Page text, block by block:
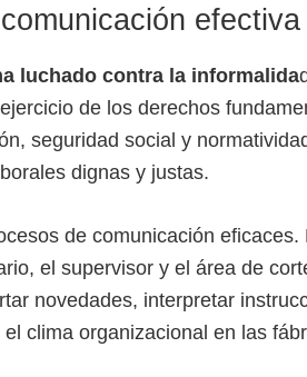
efectiva
luchado contra la informalida
de los derechos
seguridad social y
dignas y justas.
de comunicación
el supervisor y el área de
novedades, interpretar
clima organizacional en las